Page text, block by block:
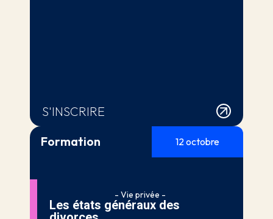
S'INSCRIRE
Formation
12 octobre
- Vie privée -
Les états généraux des